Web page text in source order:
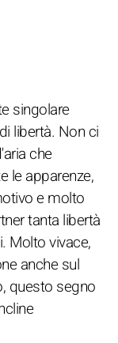
singolare
libertà. Non ci
che
le apparenze,
e molto
tanta libertà
Molto vivace,
anche sul
questo segno